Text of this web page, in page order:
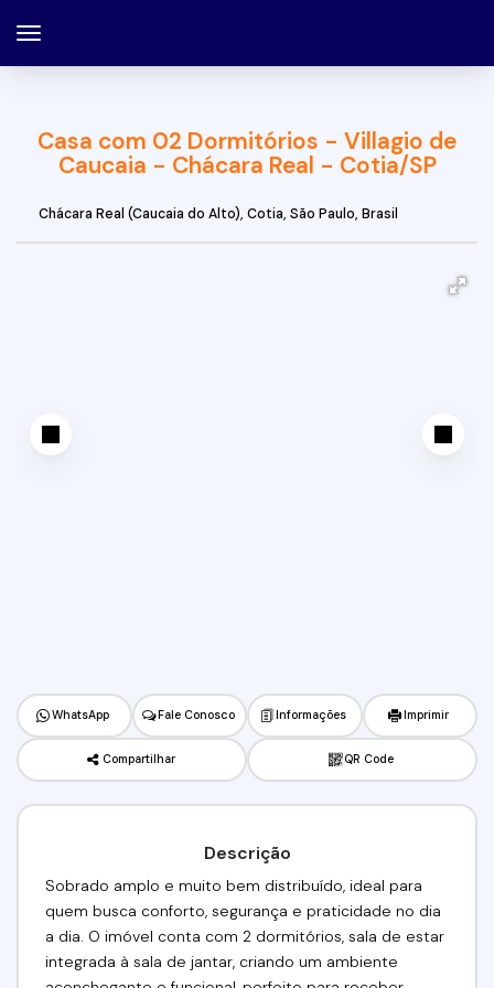
Casa com 02 Dormitórios - Villagio de
Caucaia - Chácara Real - Cotia/SP
Chácara Real (Caucaia do Alto), Cotia, São Paulo, Brasil
WhatsApp Fale Conosco Informações Imprimir
Compartilhar QR Code
Descrição
Sobrado amplo e muito bem distribuído, ideal para
quem busca conforto, segurança e praticidade no dia
a dia. O imóvel conta com 2 dormitórios, sala de estar
integrada à sala de jantar, criando um ambiente